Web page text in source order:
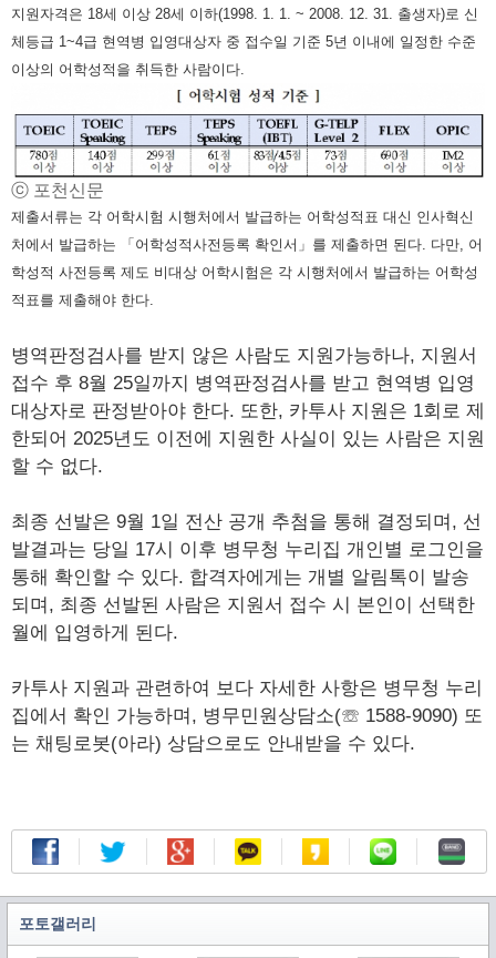
지원자격은 18세 이상 28세 이하(1998. 1. 1. ~ 2008. 12. 31. 출생자)로 신
체등급 1~4급 현역병 입영대상자 중 접수일 기준 5년 이내에 일정한 수준
이상의 어학성적을 취득한 사람이다.
ⓒ 포천신문
제출서류는 각 어학시험 시행처에서 발급하는 어학성적표 대신 인사혁신
처에서 발급하는 「어학성적사전등록 확인서」를 제출하면 된다. 다만, 어
학성적 사전등록 제도 비대상 어학시험은 각 시행처에서 발급하는 어학성
적표를 제출해야 한다.
병역판정검사를 받지 않은 사람도 지원가능하나, 지원서
접수 후 8월 25일까지 병역판정검사를 받고 현역병 입영
대상자로 판정받아야 한다. 또한, 카투사 지원은 1회로 제
한되어 2025년도 이전에 지원한 사실이 있는 사람은 지원
할 수 없다.
최종 선발은 9월 1일 전산 공개 추첨을 통해 결정되며, 선
발결과는 당일 17시 이후 병무청 누리집 개인별 로그인을
통해 확인할 수 있다. 합격자에게는 개별 알림톡이 발송
되며, 최종 선발된 사람은 지원서 접수 시 본인이 선택한
월에 입영하게 된다.
카투사 지원과 관련하여 보다 자세한 사항은 병무청 누리
집에서 확인 가능하며, 병무민원상담소(☏ 1588-9090) 또
는 채팅로봇(아라) 상담으로도 안내받을 수 있다.
포토갤러리